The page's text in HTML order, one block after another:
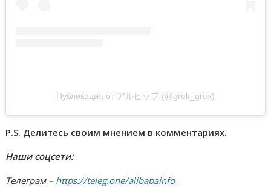
Публикация от アルヒップ (@grek_grex)
P.S. Делитесь своим мнением в комментариях.
Наши соцсети:
Телеграм – https://teleg.one/alibabainfo